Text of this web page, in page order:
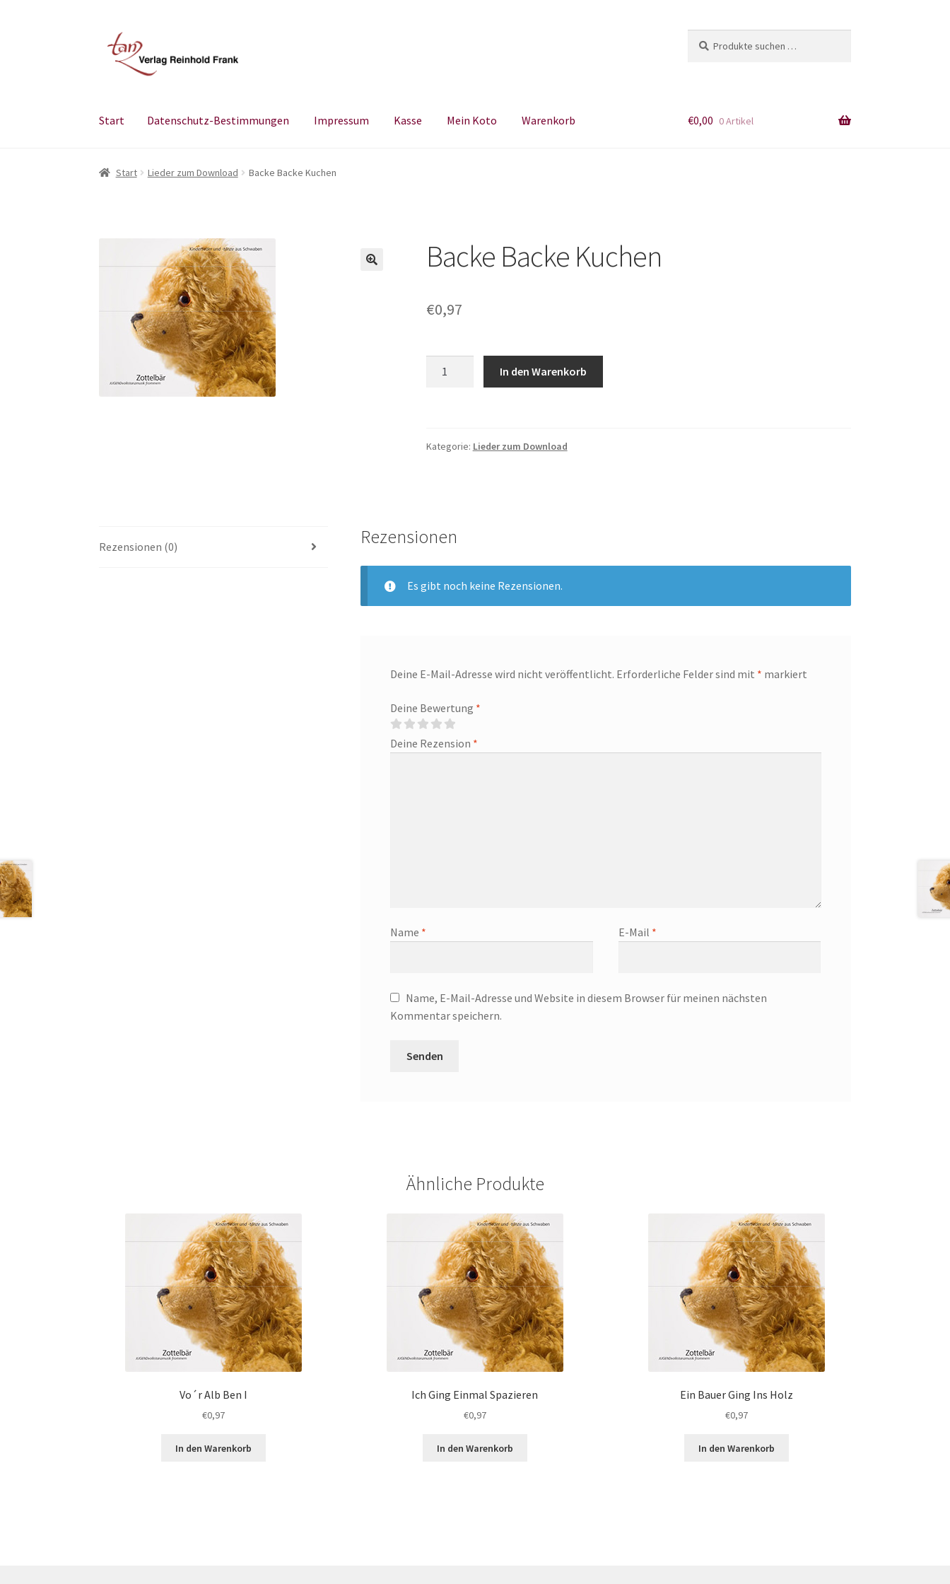
Navigation
springen
Zum
Inhalt
springen
nach:
Start Datenschutz-Bestimmungen Impressum Kasse Mein Koto Warenkorb
Start Datenschutz-Bestimmungen Impressum
€0,00 0 Artikel
Start Lieder zum Download Backe Backe Kuchen
Backe Backe Kuchen
€0,97
In den Warenkorb
Kategorie: Lieder zum Download
Rezensionen (0) Rezensionen
Es gibt noch keine Rezensionen.
Deine E-Mail-Adresse wird nicht veröffentlicht. Erforderliche Felder sind mit * markiert
Deine Bewertung *
Deine Rezension *
Name * E-Mail *
Name, E-Mail-Adresse und Website in diesem Browser für meinen nächsten
Kommentar speichern.
Ähnliche Produkte
Vo´r Alb Ben I
€0,97
In den Warenkorb
Ich Ging Einmal Spazieren
€0,97
In den Warenkorb
Ein Bauer Ging Ins Holz
€0,97
In den Warenkorb